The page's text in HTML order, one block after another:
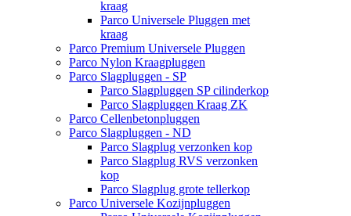
kraag
Parco Universele Pluggen met
kraag
Parco Premium Universele Pluggen
Parco Nylon Kraagpluggen
Parco Slagpluggen - SP
Parco Slagpluggen SP cilinderkop
Parco Slagpluggen Kraag ZK
Parco Cellenbetonpluggen
Parco Slagpluggen - ND
Parco Slagplug verzonken kop
Parco Slagplug RVS verzonken
kop
Parco Slagplug grote tellerkop
Parco Universele Kozijnpluggen